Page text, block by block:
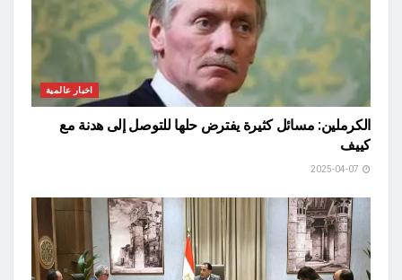
اخبار عالمية
الكرملين: مسائل كثيرة يفترض حلها للتوصل إلى هدنة مع
كييف